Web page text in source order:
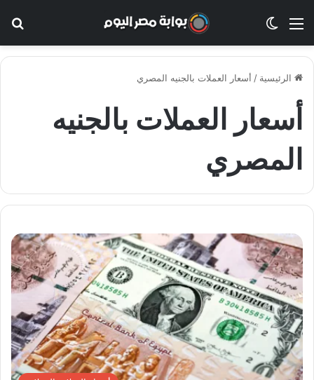
القائمة الوضع المظلم
الرئيسية / أسعار العملات بالجنيه المصري
أسعار العملات بالجنيه
المصري